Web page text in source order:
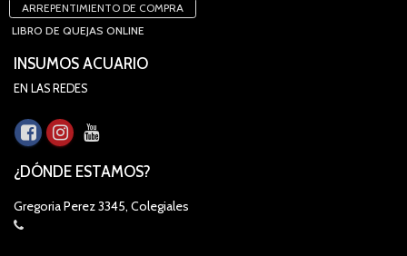
ARREPENTIMIENTO DE COMPRA
LIBRO DE QUEJAS ONLINE
INSUMOS ACUARIO
EN LAS REDES
¿DÓNDE ESTAMOS?
Gregoria Perez 3345, Colegiales